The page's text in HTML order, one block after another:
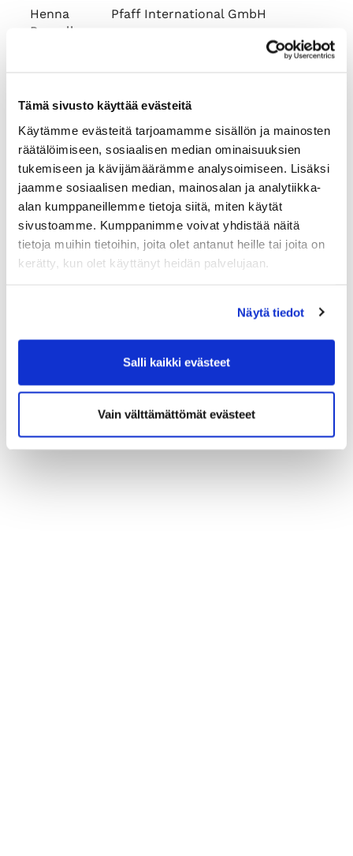
Tämä sivusto käyttää evästeitä
Käytämme evästeitä tarjoamamme sisällön ja mainosten
räätälöimiseen, sosiaalisen median ominaisuuksien
tukemiseen ja kävijämäärämme analysoimiseen. Lisäksi
jaamme sosiaalisen median, mainosalan ja analytiikka-
alan kumppaneillemme tietoja siitä, miten käytät
sivustoamme. Kumppanimme voivat yhdistää näitä
tietoja muihin tietoihin, joita olet antanut heille tai joita on
kerätty, kun olet käyttänyt heidän palvelujaan.
Näytä tiedot
Salli kaikki evästeet
Vain välttämättömät evästeet
Henna
Rosvall
Pfaff International GmbH
Kuljetusliike Kauko Koskinen Ky
Anne
Salmi
Forchem Oyj
Hannu
Seppälä
Rauman kaupunki
Anne E.
Suominen
Turun kauppakorkeakoulu, Porin
yksikkö
Janne
Virta
Rauman Satama Oy